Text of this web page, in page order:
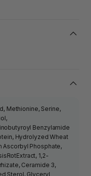
Methionine, Serine,
Benzylamide
Hydrolyzed Wheat
Ascorbyl Phosphate,
1,2-
Ceramide 3,
Sterol, Glyceryl